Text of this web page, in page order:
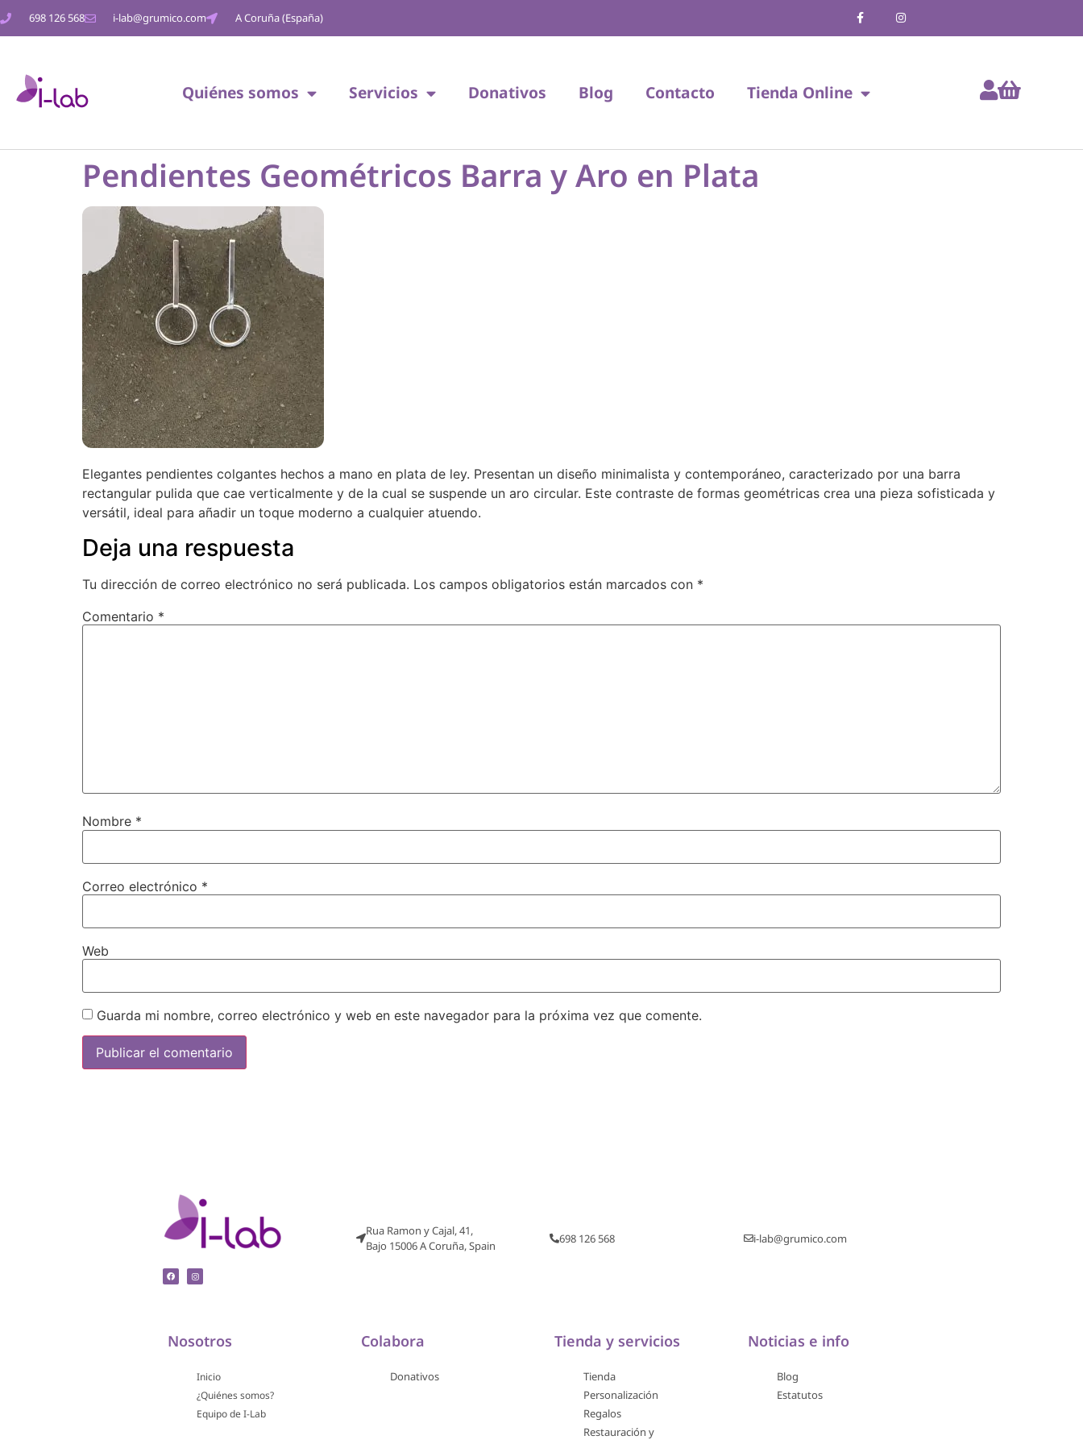
698 126 568 i-lab@grumico.com A Coruña (España)
Quiénes somos Servicios Donativos Blog Contacto Tienda Online
Pendientes Geométricos Barra y Aro en Plata
Elegantes pendientes colgantes hechos a mano en plata de ley. Presentan un diseño minimalista y contemporáneo, caracterizado por una barra
rectangular pulida que cae verticalmente y de la cual se suspende un aro circular. Este contraste de formas geométricas crea una pieza sofisticada y
versátil, ideal para añadir un toque moderno a cualquier atuendo.
Deja una respuesta
Tu dirección de correo electrónico no será publicada. Los campos obligatorios están marcados con *
Comentario *
Nombre *
Correo electrónico *
Web
Guarda mi nombre, correo electrónico y web en este navegador para la próxima vez que comente.
Rua Ramon y Cajal, 41,
Bajo 15006 A Coruña, Spain
698 126 568 i-lab@grumico.com
Nosotros
Inicio
¿Quiénes somos?
Equipo de I-Lab
Colabora
Donativos
Tienda y servicios
Tienda
Personalización
Regalos
Restauración y
Noticias e info
Blog
Estatutos